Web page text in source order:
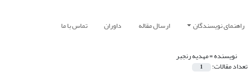
راهنمای نویسندگان ارسال مقاله داوران تماس با ما
نویسنده =مهدیه رنجبر
تعداد مقالات: 1